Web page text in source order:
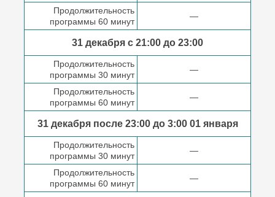
Продолжительность
программы 60 минут
—
31 декабря с 21:00 до 23:00
Продолжительность
программы 30 минут
—
Продолжительность
программы 60 минут
—
31 декабря после23:00 до 3:0001 января
Продолжительность
программы 30 минут
—
Продолжительность
программы 60 минут
—